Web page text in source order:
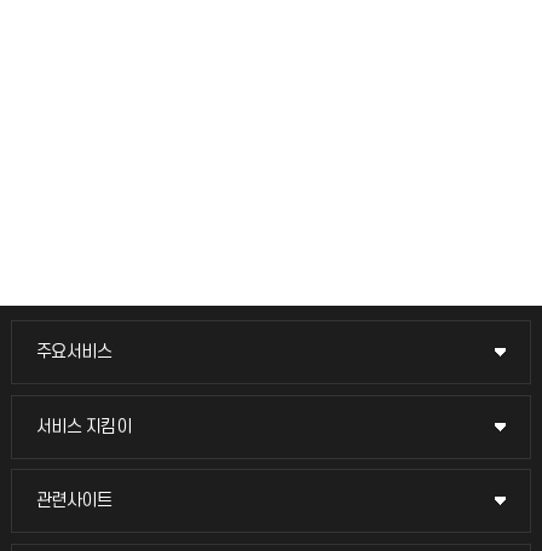
주요서비스
주요서비스
교무회의방송
서비스 지킴이
서비스 지킴이
묻고 답하기
관련사이트
관련사이트